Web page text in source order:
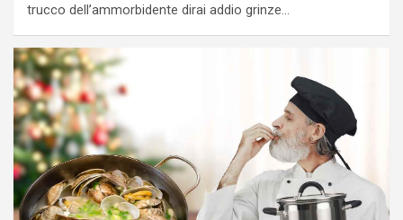
trucco dell’ammorbidente dirai addio grinze…